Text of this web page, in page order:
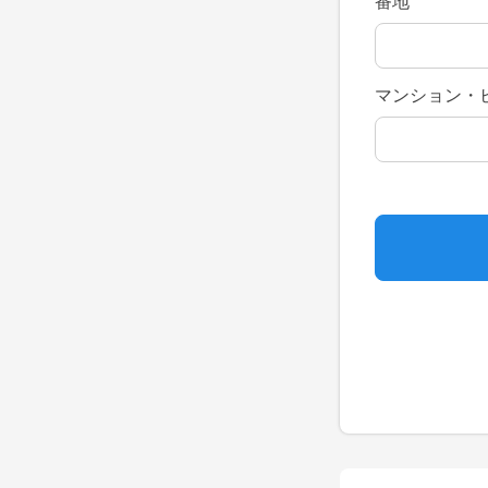
マンション・